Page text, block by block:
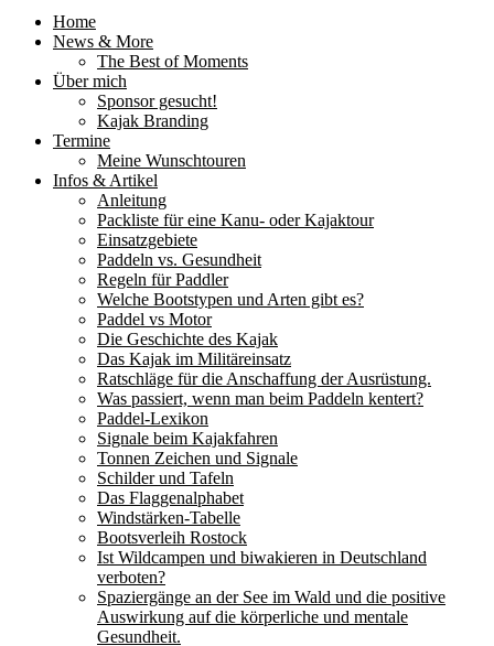
Home
News & More
The Best of Moments
Über mich
Sponsor gesucht!
Kajak Branding
Termine
Meine Wunschtouren
Infos & Artikel
Anleitung
Packliste für eine Kanu- oder Kajaktour
Einsatzgebiete
Paddeln vs. Gesundheit
Regeln für Paddler
Welche Bootstypen und Arten gibt es?
Paddel vs Motor
Die Geschichte des Kajak
Das Kajak im Militäreinsatz
Ratschläge für die Anschaffung der Ausrüstung.
Was passiert, wenn man beim Paddeln kentert?
Paddel-Lexikon
Signale beim Kajakfahren
Tonnen Zeichen und Signale
Schilder und Tafeln
Das Flaggenalphabet
Windstärken-Tabelle
Bootsverleih Rostock
Ist Wildcampen und biwakieren in Deutschland
verboten?
Spaziergänge an der See im Wald und die positive
Auswirkung auf die körperliche und mentale
Gesundheit.